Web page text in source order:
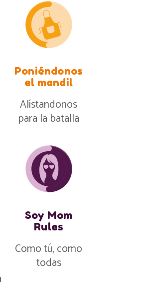
Poniéndonos
el mandil
Alístandonos
para la batalla
Soy Mom
Rules
Como tú, como
todas